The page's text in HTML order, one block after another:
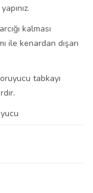
kalması
ile kenardan dışarı
tabkayı